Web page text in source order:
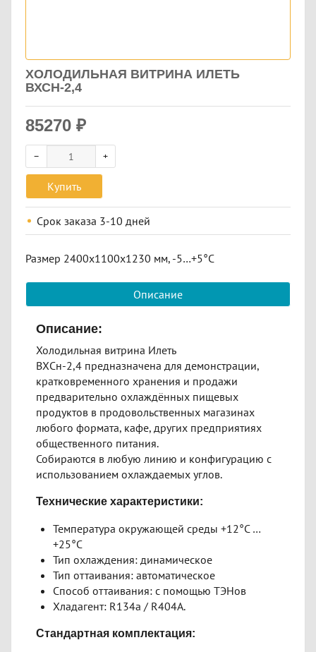
ХОЛОДИЛЬНАЯ ВИТРИНА ИЛЕТЬ
ВХСН-2,4
85270 ₽
Купить
Срок заказа 3-10 дней
Размер 2400х1100х1230 мм, -5…+5°С
Описание
Описание:
Холодильная витрина Илеть
ВХСн-2,4 предназначена для демонстрации,
кратковременного хранения и продажи
предварительно охлаждённых пищевых
продуктов в продовольственных магазинах
любого формата, кафе, других предприятиях
общественного питания.
Собираются в любую линию и конфигурацию с
использованием охлаждаемых углов.
Технические характеристики:
Температура окружающей среды +12°С …
+25°С
Тип охлаждения: динамическое
Тип оттаивания: автоматическое
Способ оттаивания: с помощью ТЭНов
Хладагент: R134a / R404A.
Стандартная комплектация: